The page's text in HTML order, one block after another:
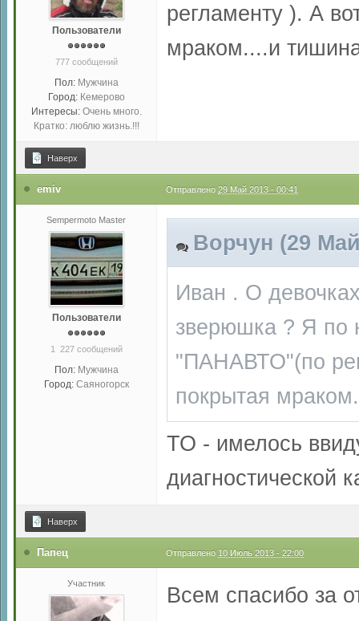
Пользователи
777 сообщений
Пол: Мужчина
Город: Кемерово
Интересы: Очень много.
Кратко: люблю жизнь.!!!
регламенту ). А
мраком....и
Наверх
emiv Отправлено 29 Май 2013 - 00:41
Sempermoto Master
Пользователи
1 227 сообщений
Пол: Мужчина
Город: Саяногорск
Ворчун (29
Иван . О
зверюшка ? Я по
"ПАНАВТО"(по
покрытая
ТО - имелось
диагностической
Наверх
Папец Отправлено 10 Июль 2013 - 22:00
Участник
Всем спасибо за